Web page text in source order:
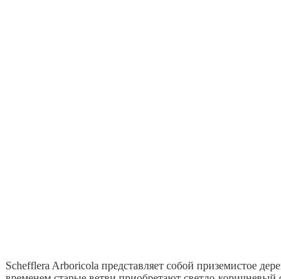
Schefflera Arboricola представляет собой приземистое